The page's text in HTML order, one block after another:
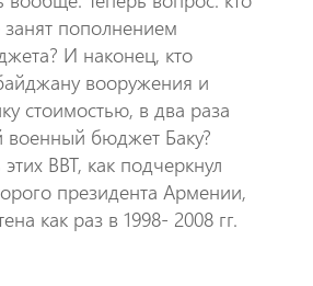
пополнением
И наконец, кто
вооружения и
стоимостью, в два раза
бюджет Баку?
ВВТ, как подчеркнул
президента Армении,
как раз в 1998- 2008 гг.